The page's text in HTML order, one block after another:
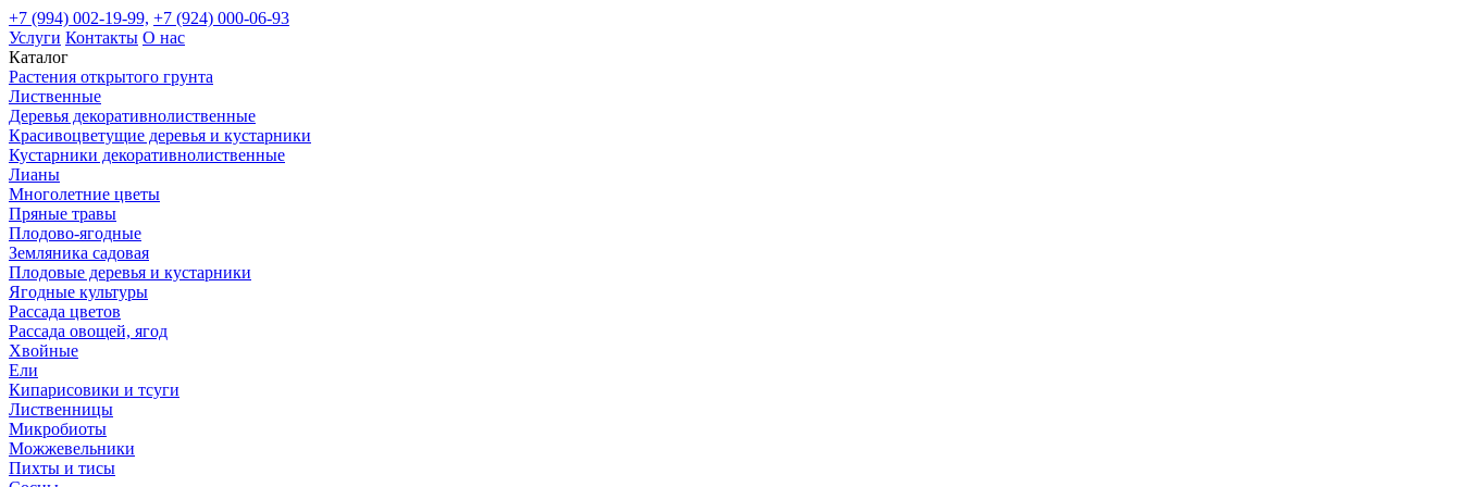
+7 (994) 002-19-99, +7 (924) 000-06-93
Услуги Контакты О нас
Каталог
Растения открытого грунта
Лиственные
Деревья декоративнолиственные
Красивоцветущие деревья и кустарники
Кустарники декоративнолиственные
Лианы
Многолетние цветы
Пряные травы
Плодово-ягодные
Земляника садовая
Плодовые деревья и кустарники
Ягодные культуры
Рассада цветов
Рассада овощей, ягод
Хвойные
Ели
Кипарисовики и тсуги
Лиственницы
Микробиоты
Можжевельники
Пихты и тисы